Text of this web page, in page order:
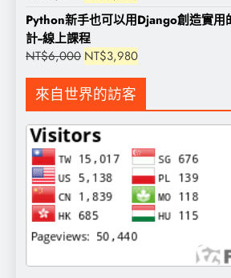
始
價
格：
NT$6,000。
前
價
格：
NT$3,980。
Python新手也可以用Django創造實用
計--線上課程
NT$6,000 原
價
格：
NT$6,000。
NT$3,980目
格：
NT$3,980。
來自世界的訪客